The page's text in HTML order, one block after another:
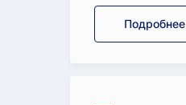
Подробнее